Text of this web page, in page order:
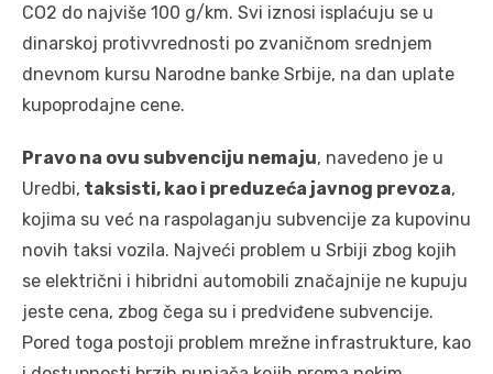
CO2 do najviše 100 g/km. Svi iznosi isplaćuju se u
dinarskoj protivvrednosti po zvaničnom srednjem
dnevnom kursu Narodne banke Srbije, na dan uplate
kupoprodajne cene.
Pravo na ovu subvenciju nemaju, navedeno je u
Uredbi, taksisti, kao i preduzeća javnog prevoza,
kojima su već na raspolaganju subvencije za kupovinu
novih taksi vozila. Najveći problem u Srbiji zbog kojih
se električni i hibridni automobili značajnije ne kupuju
jeste cena, zbog čega su i predviđene subvencije.
Pored toga postoji problem mrežne infrastrukture, kao